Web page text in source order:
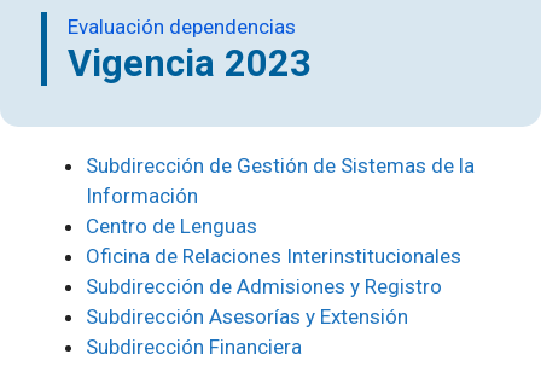
Evaluación dependencias
Vigencia 2023
Subdirección de Gestión de Sistemas de la
Información
Centro de Lenguas
Oficina de Relaciones Interinstitucionales
Subdirección de Admisiones y Registro
Subdirección Asesorías y Extensión
Subdirección Financiera